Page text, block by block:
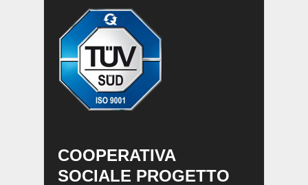
COOPERATIVA
SOCIALE PROGETTO